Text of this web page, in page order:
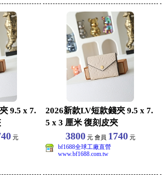
9.5 x 7.
元
2026新款LV短款錢夾 9.5 x 7.
5 x 3 厘米 復刻皮夾
3800元 會員 1740元
bf1688全球工廠直營
www.bf1688.com.tw